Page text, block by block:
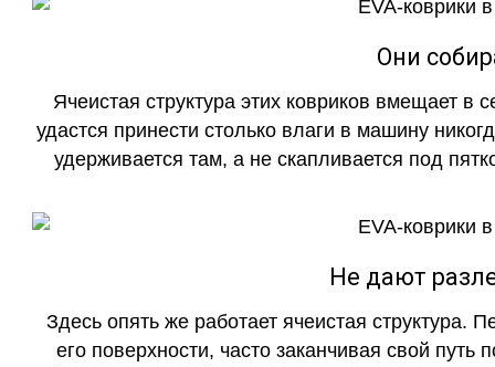
Они
Ячеистая структура этих ковриков вмещает в
удастся принести столько влаги в машину
удерживается там, а не скапливается под
Не дают
Здесь опять же работает ячеистая структура.
его поверхности, часто заканчивая свой